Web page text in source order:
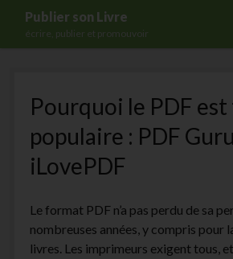
Publier son Livre
écrire, publier et promouvoir
Formations
Services
Blog
Maisons d’édition
Ecriture
Pourquoi le PDF
populaire : PDF
iLovePDF
Le format PDF n’a pas perdu de sa
nombreuses années, y compris pour
livres. Les imprimeurs exigent tous,